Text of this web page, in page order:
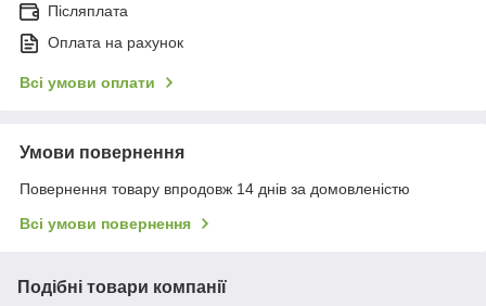
Післяплата
Оплата на рахунок
Всі умови оплати
Умови повернення
Повернення товару впродовж 14 днів за домовленістю
Всі умови повернення
Подібні товари компанії